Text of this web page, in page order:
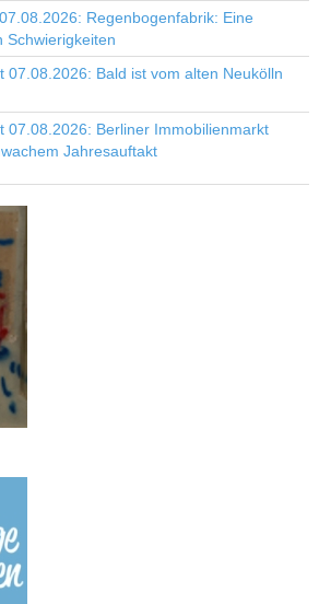
Regenbogenfabrik: Eine
Schwierigkeiten
07.08.2026: Bald ist vom alten Neukölln
07.08.2026: Berliner Immobilienmarkt
Jahresauftakt